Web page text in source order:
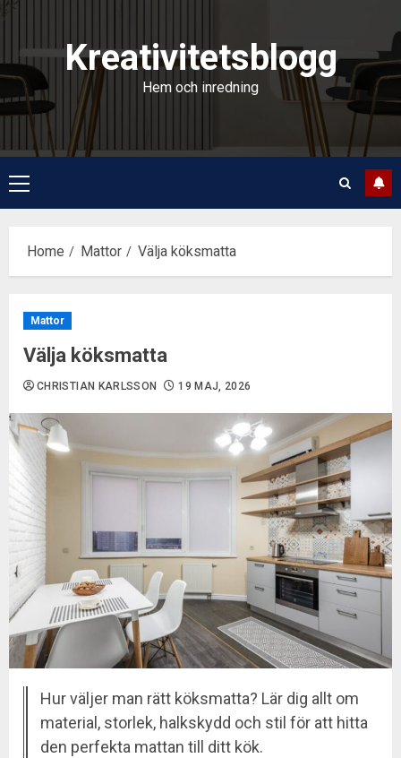
Skip
content
Kreativitetsblogg
Hem och inredning
Primary
Menu
Home Mattor Välja köksmatta
Mattor
Välja köksmatta
CHRISTIAN KARLSSON 19 MAJ, 2026
Hur väljer man rätt köksmatta? Lär dig allt om
material, storlek, halkskydd och stil för att hitta
den perfekta mattan till ditt kök.